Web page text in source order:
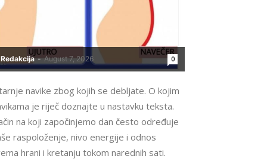
Redakcija - August 7, 2026 0
navike zbog kojih se debljate. O kojim
je riječ doznajte u nastavku teksta.
na koji započinjemo dan često određuje
raspoloženje, nivo energije i odnos
hrani i kretanju tokom narednih sati.